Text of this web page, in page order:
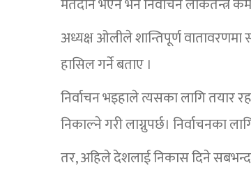
मतदान भएन भने निर्वाचन लोकतन्त्र
अध्यक्ष ओलीले शान्तिपूर्ण वातावरणमा
हासिल गर्ने बताए ।
निर्वाचन भइहाले त्यसका लागि तयार
निकाल्ने गरी लाग्नुपर्छ। निर्वाचनका
तर, अहिले देशलाई निकास दिने सबभन्दा